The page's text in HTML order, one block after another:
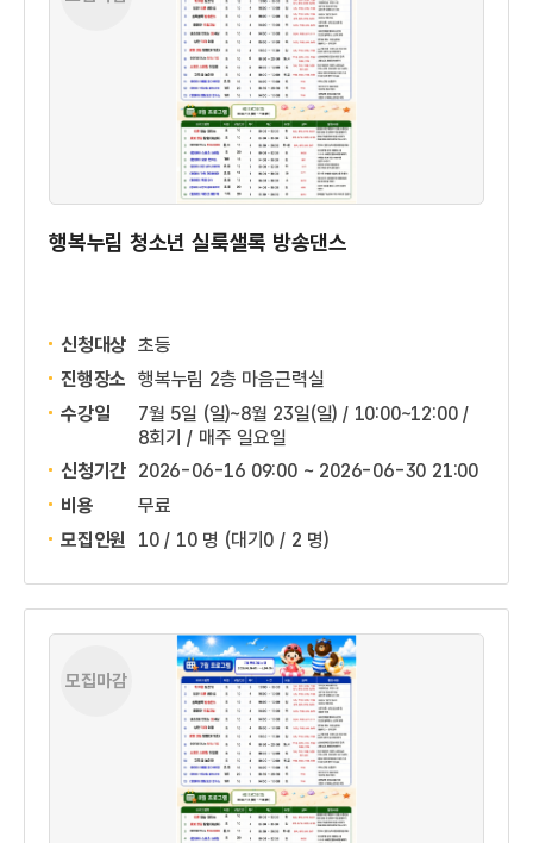
행복누림 청소년 실룩샐록 방송댄스
신청대상 초등
진행장소 행복누림 2층 마음근력실
수강일
7월 5일 (일)~8월 23일(일) / 10:00~12:00 /
8회기 / 매주 일요일
신청기간 2026-06-16 09:00 ~ 2026-06-30 21:00
비용
무료
모집인원
10 / 10 명 (대기0 / 2 명)
모집마감